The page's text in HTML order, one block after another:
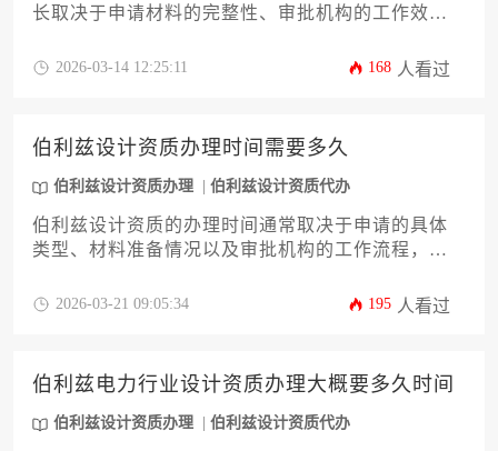
长取决于申请材料的完整性、审批机构的工作效率
机构合作可有效缩短办理周期。
2026-03-14 12:25:11 168 人看过
伯利兹设计资质办理时间需要多久
伯利兹设计资质办理 伯利兹设计资质代办
伯利兹设计资质的办理时间通常取决于申请的具体
类型、材料准备情况以及审批机构的工作流程，一
能需要数周至数月不等。
2026-03-21 09:05:34 195 人看过
伯利兹电力行业设计资质办理大概要多久时间
伯利兹设计资质办理 伯利兹设计资质代办